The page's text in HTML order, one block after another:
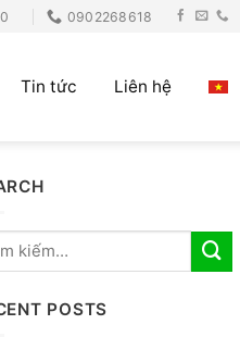
0902268618
Tin tức Liên hệ
POSTS